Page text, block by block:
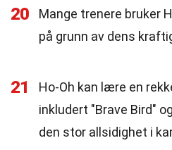
20
Mange trenere bruker
på grunn av dens
21
Ho-Oh kan lære en
inkludert "Brave Bird"
den stor allsidighet i